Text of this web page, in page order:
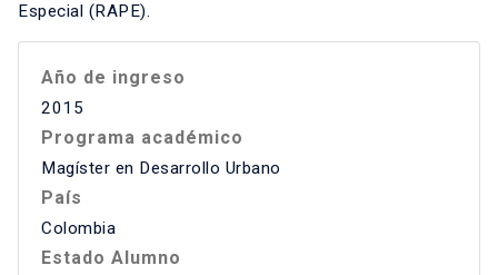
Especial (RAPE).
Año de ingreso
2015
Programa académico
Magíster en Desarrollo Urbano
País
Colombia
Estado Alumno